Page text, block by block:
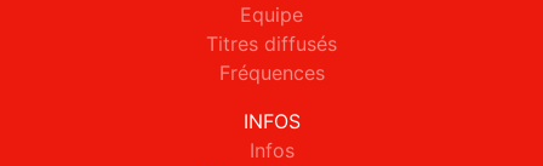
Equipe
Titres diffusés
Fréquences
INFOS
Infos